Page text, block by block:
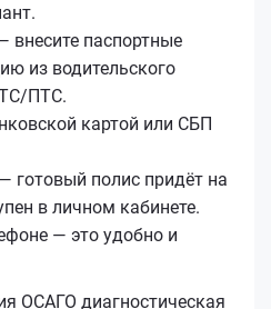
внесите паспортные
из водительского
ПТС.
картой или СБП
готовый полис придёт на
в личном кабинете.
— это удобно и
ОСАГО диагностическая